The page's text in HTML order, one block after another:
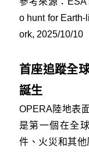
o hunt for
ork, 2025/10/10
首座追蹤全
誕生
OPERA陸地表
是第一個在全
件、火災和其